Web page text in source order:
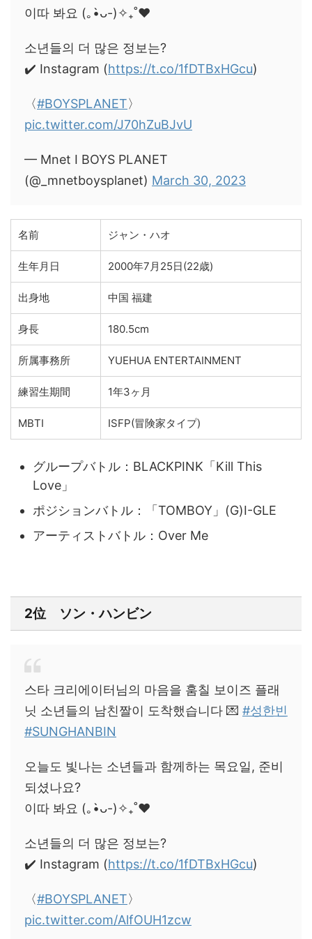
이따 봐요 (｡•̀ᴗ-)✧₊˚❤️
소년들의 더 많은 정보는?
✔️ Instagram (https://t.co/1fDTBxHGcu)
〈#BOYSPLANET〉
pic.twitter.com/J70hZuBJvU
— Mnet I BOYS PLANET
(@_mnetboysplanet) March 30, 2023
名前 ジャン・ハオ
生年月日 2000年7月25日(22歳)
出身地 中国 福建
身長 180.5cm
所属事務所 YUEHUA ENTERTAINMENT
練習生期間 1年3ヶ月
MBTI ISFP(冒険家タイプ)
グループバトル：BLACKPINK「Kill This
Love」
ポジションバトル：「TOMBOY」(G)I-GLE
アーティストバトル： Over Me
2位 ソン・ハンビン
스타 크리에이터님의 마음을 훔칠 보이즈 플래
닛 소년들의 남친짤이 도착했습니다 💌 #성한빈
#SUNGHANBIN
오늘도 빛나는 소년들과 함께하는 목요일, 준비
되셨나요?
이따 봐요 (｡•̀ᴗ-)✧₊˚❤️
소년들의 더 많은 정보는?
✔️ Instagram (https://t.co/1fDTBxHGcu)
〈#BOYSPLANET〉
pic.twitter.com/AlfOUH1zcw